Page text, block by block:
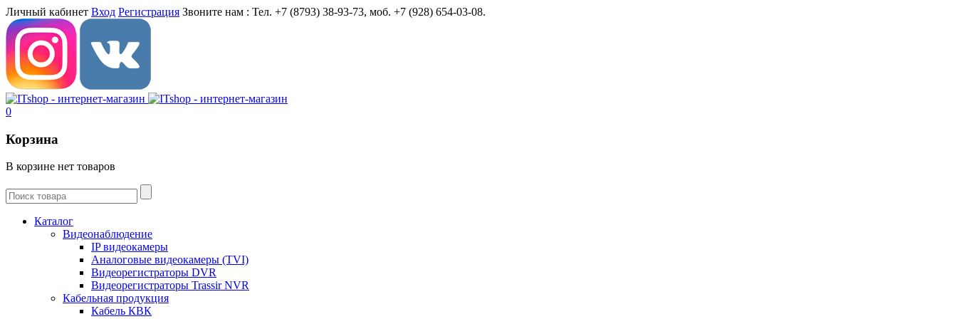
Личный кабинет Вход Регистрация Звоните нам : Тел. +7 (8793) 38-93-73, моб. +7 (928) 654-03-08.
0
Корзина
В корзине нет товаров
Каталог
Видеонаблюдение
IP видеокамеры
Aналоговые видеокамеры (TVI)
Видеорегистраторы DVR
Видеорегистраторы Trassir NVR
Кабельная продукция
Кабель КВК